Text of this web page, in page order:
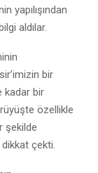
yapılışından
aldılar.
bir
kadar bir
özellikle
şekilde
dikkat çekti.